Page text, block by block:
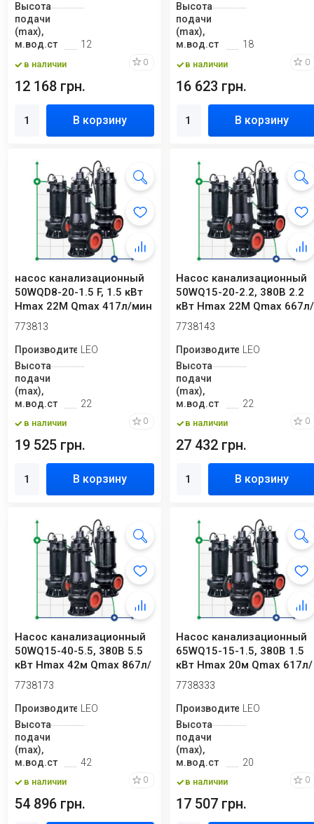
Высота
подачи
(max),
м.вод.ст
12
в наличии 0
12 168 грн.
В корзину
Высота
подачи
(max),
м.вод.ст
18
в наличии 0
16 623 грн.
В корзину
насос канализационный
50WQD8-20-1.5 F, 1.5 кВт
Hmax 22М Qmax 417л/мин
Leo3.0
773813
ПроизводительLEO
Высота
подачи
(max),
м.вод.ст
22
в наличии 0
19 525 грн.
В корзину
Насос канализационный
50WQ15-20-2.2, 380В 2.2
кВт Hmax 22М Qmax 667л/
мин Leo3.0
7738143
ПроизводительLEO
Высота
подачи
(max),
м.вод.ст
22
в наличии 0
27 432 грн.
В корзину
Насос канализационный
50WQ15-40-5.5, 380В 5.5
кВт Hmax 42м Qmax 867л/
мин Leo3.0
7738173
ПроизводительLEO
Высота
подачи
(max),
м.вод.ст
42
в наличии 0
54 896 грн.
Насос канализационный
65WQ15-15-1.5, 380В 1.5
кВт Hmax 20м Qmax 617л/
мин Leo3.0
7738333
ПроизводительLEO
Высота
подачи
(max),
м.вод.ст
20
в наличии 0
17 507 грн.